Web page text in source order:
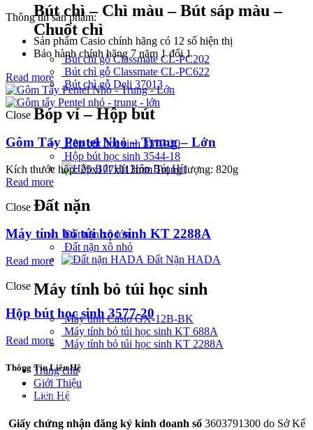
Bút chì – Chì màu – Bút sáp màu –
Chuốt chì
Bút chì gỗ Classmate CL-PC202
Bút chì gỗ Classmate CL-PC622
Bút chì gỗ Deli 37013
Bóp ví – Hộp bút
Hộp bút học sinh 3577-20
Hộp bút học sinh 3544-18
Hộp Bút Hít
Đất nặn
Đất nặn xô lớn
Đất nặn xô nhỏ
Đất Nặn HADA
Máy tính bỏ túi học sinh
Máy tính Casio GX-12B-BK
Máy tính bỏ túi học sinh KT 688A
Máy tính bỏ túi học sinh KT 2288A
Trang chủ
Giới Thiệu
Liên Hệ
Thông tin sản phẩm:
Sản phẩm Casio chính hãng có 12 số hiện thị
Bảo hành chính hãng 7 năm 1 đổi 1
Read more
Close
Gôm Tẩy Pentel Nhỏ – Trung – Lớn
Kích thước hộp: 25x177x113mm Trọng lượng: 820g
Read more
Close
Máy tính bỏ túi học sinh KT 2288A
Read more
Close
Hộp bút học sinh 3577-20
Read more
Thông Tin Liên Hệ
CÔNG TY TNHH THÀNH PHÁT A&B
Giấy chứng nhận đăng ký kinh doanh số 3603791300 do Sở Kế